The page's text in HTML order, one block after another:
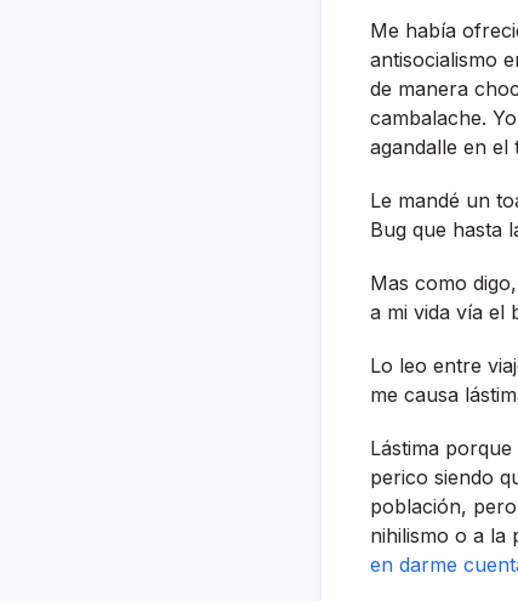
Me habí­a
antisocialismo
de manera
cambalache.
agandalle en el
Le mandé un
Bug que hasta
Mas como
a mi vida ví­a el
Lo leo entre
me causa
Lástima
perico siendo
población,
nihilismo o a la
en darme